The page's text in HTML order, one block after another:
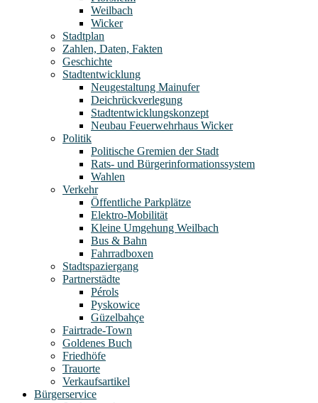
Weilbach
Wicker
Stadtplan
Zahlen, Daten, Fakten
Geschichte
Stadtentwicklung
Neugestaltung Mainufer
Deichrückverlegung
Stadtentwicklungskonzept
Neubau Feuerwehrhaus Wicker
Politik
Politische Gremien der Stadt
Rats- und Bürgerinformationssystem
Wahlen
Verkehr
Öffentliche Parkplätze
Elektro-Mobilität
Kleine Umgehung Weilbach
Bus & Bahn
Fahrradboxen
Stadtspaziergang
Partnerstädte
Pérols
Pyskowice
Güzelbahçe
Fairtrade-Town
Goldenes Buch
Friedhöfe
Trauorte
Verkaufsartikel
Bürgerservice